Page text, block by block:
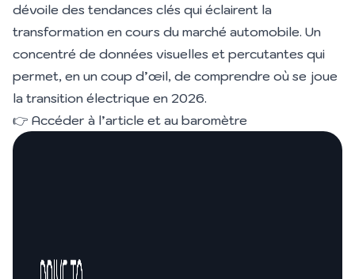
dévoile des tendances clés qui éclairent la
transformation en cours du marché automobile. Un
concentré de données visuelles et percutantes qui
permet, en un coup d’œil, de comprendre où se joue
la transition électrique en 2026.
👉 Accéder à l’article et au baromètre